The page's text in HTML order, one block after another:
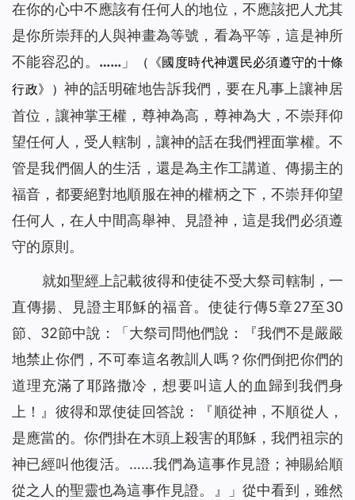
在你的心中不應該有任何人的地位，不應該把人尤其
是你所崇拜的人與神畫為等號，看為平等，這是神所
不能容忍的。…… 」
（《國度時代神選民必須遵守的十條
行政》）神的話明確地告訴我們，要在凡事上讓神居
首位，讓神掌王權，尊神為高，尊神為大，不崇拜仰
望任何人，受人轄制，讓神的話在我們裡面掌權。不
管是我們個人的生活，還是為主作工講道、傳揚主的
福音，都要絕對地順服在神的權柄之下，不崇拜仰望
任何人，在人中間高舉神、見證神，這是我們必須遵
守的原則。
就如聖經上記載彼得和使徒不受大祭司轄制，一
直傳揚、見證主耶穌的福音。使徒行傳5章27至30
節、32節中說：「大祭司問他們說：『我們不是嚴嚴
地禁止你們，不可奉這名教訓人嗎？你們倒把你們的
道理充滿了耶路撒冷，想要叫這人的血歸到我們身
上！』彼得和眾使徒回答說：『順從神，不順從人，
是應當的。你們掛在木頭上殺害的耶穌，我們祖宗的
神已經叫他復活。……我們為這事作見證；神賜給順
從之人的聖靈也為這事作見證。』」從中看到，雖然